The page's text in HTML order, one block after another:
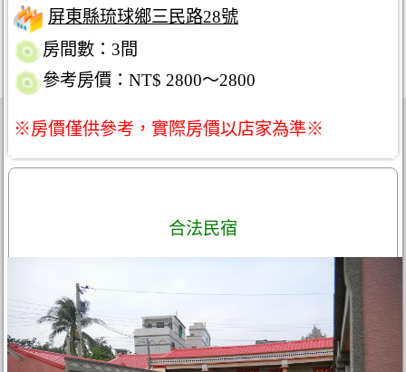
屏東縣琉球鄉三民路28號
房間數：3間
參考房價：NT$ 2800～2800
※房價僅供參考，實際房價以店家為準※
合法民宿